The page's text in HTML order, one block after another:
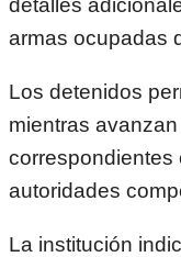
detalles
armas ocupadas
Los detenidos
mientras
correspondientes
autoridades
La institución